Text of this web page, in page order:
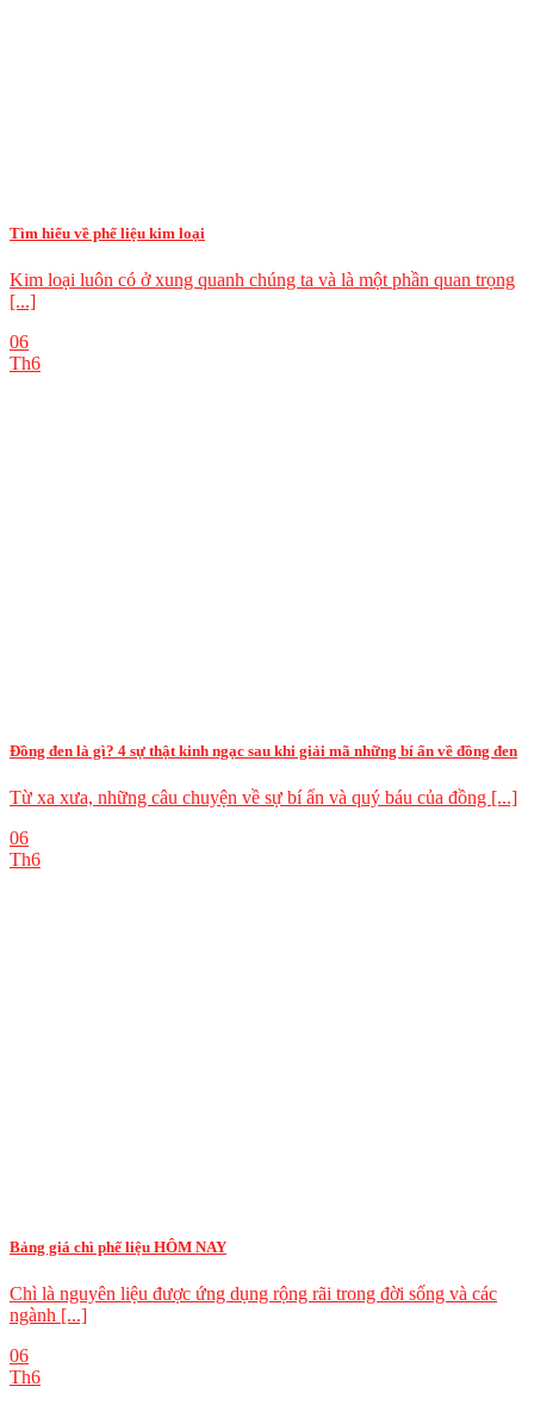
Tìm hiểu về phế liệu kim loại
Kim loại luôn có ở xung quanh chúng ta và là một phần quan trọng
[...]
06
Th6
Đồng đen là gì? 4 sự thật kinh ngạc sau khi giải mã những bí ẩn về đồng đen
Từ xa xưa, những câu chuyện về sự bí ẩn và quý báu của đồng [...]
06
Th6
Bảng giá chì phế liệu HÔM NAY
Chì là nguyên liệu được ứng dụng rộng rãi trong đời sống và các
ngành [...]
06
Th6